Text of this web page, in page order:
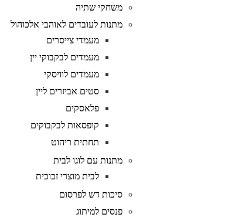
משחקי שתיה
מתנות לעובדים לאוהבי אלכוהול
מעמדי צייסרים
מעמדים לבקבוקי יין
מעמדים לוויסקי
סטים אביזרים ליין
פלאסקים
קופסאות לבקבוקים
תחתית ריהוט
מתנות עם לוגו לבית
לבית מוצרי זכוכית
סיכות דש לפרסום
פנסים למיתוג